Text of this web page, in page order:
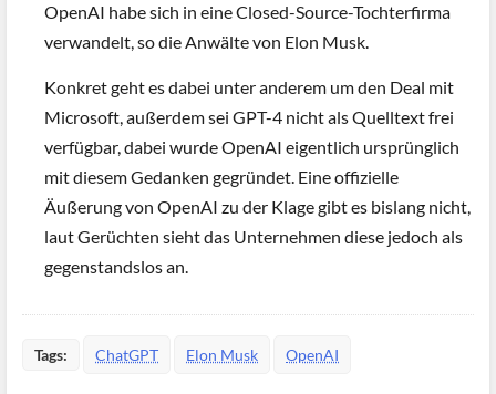
OpenAI habe sich in eine Closed-Source-Tochterfirma
verwandelt, so die Anwälte von Elon Musk.
Konkret geht es dabei unter anderem um den Deal mit
Microsoft, außerdem sei GPT-4 nicht als Quelltext frei
verfügbar, dabei wurde OpenAI eigentlich ursprünglich
mit diesem Gedanken gegründet. Eine offizielle
Äußerung von OpenAI zu der Klage gibt es bislang nicht,
laut Gerüchten sieht das Unternehmen diese jedoch als
gegenstandslos an.
Tags: ChatGPT Elon Musk OpenAI